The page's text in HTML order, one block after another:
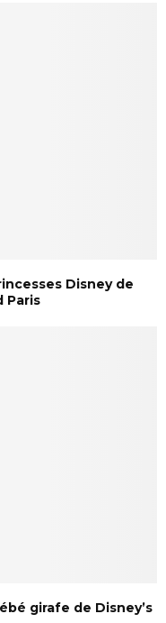
Disney de
Paris
girafe de Disney’s